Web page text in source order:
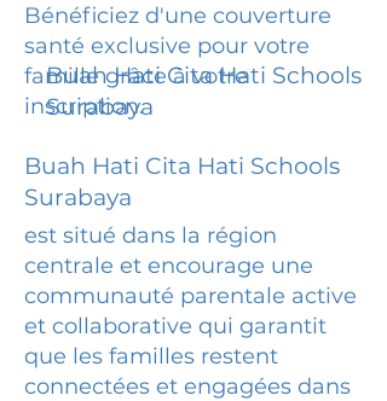
Bénéficiez d'une couverture
santé exclusive pour votre
famille grâce à votre
inscription.
Buah Hati Cita Hati Schools
Surabaya
Buah Hati Cita Hati Schools
Surabaya
est situé dans la région
centrale et encourage une
communauté parentale active
et collaborative qui garantit
que les familles restent
connectées et engagées dans